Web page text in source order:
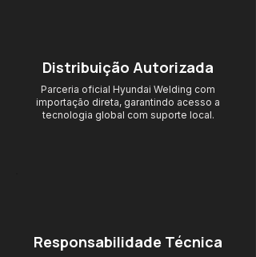
Distribuição Autorizada
Parceria oficial Hyundai Welding com
importação direta, garantindo acesso a
tecnologia global com suporte local.
Responsabilidade Técnica